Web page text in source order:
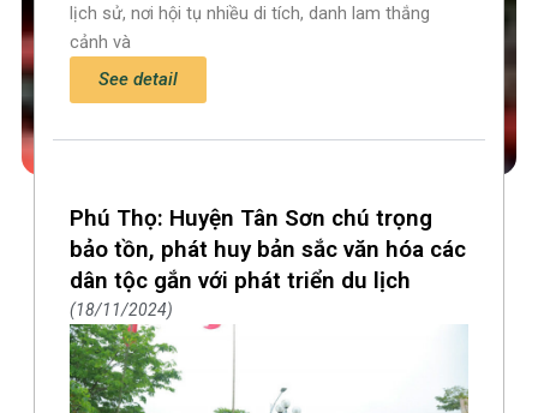
lịch sử, nơi hội tụ nhiều di tích, danh lam thắng
cảnh và
See detail
Phú Thọ: Huyện Tân Sơn chú trọng
bảo tồn, phát huy bản sắc văn hóa các
dân tộc gắn với phát triển du lịch
18/11/2024